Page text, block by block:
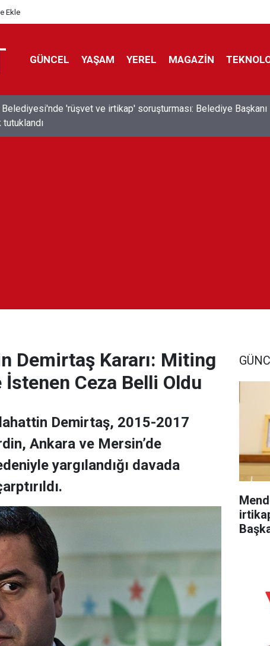
Ekle
GÜNCEL YAŞAM YEREL MAGAZİN
'rüşvet ve irtikap' soruşturması: Belediye Başkanı
Demirtaş Kararı: Miting
Ceza Belli Oldu
Demirtaş, 2015-2017
Ankara ve Mersin’de
yargılandığı davada